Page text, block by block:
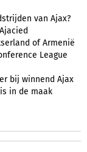
van Ajax?
of Armenië
League
bij winnend Ajax
in de maak